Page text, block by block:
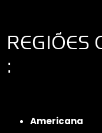
REGIÕES
:
Americana